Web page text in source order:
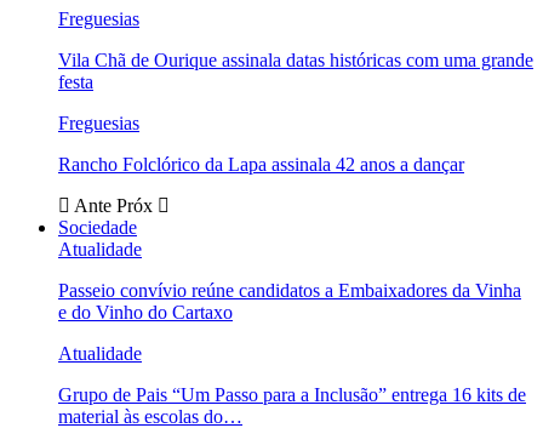
Freguesias
Vila Chã de Ourique assinala datas históricas com uma grande
festa
Freguesias
Rancho Folclórico da Lapa assinala 42 anos a dançar
Ante Próx
Sociedade
Atualidade
Passeio convívio reúne candidatos a Embaixadores da Vinha
e do Vinho do Cartaxo
Atualidade
Grupo de Pais “Um Passo para a Inclusão” entrega 16 kits de
material às escolas do…